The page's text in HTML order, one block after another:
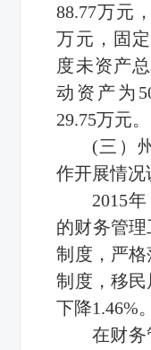
88.77万元
万元，固
度未资产
动资产为
29.75万元
(三）
作开展情况
2015
的财务管
制度，严格
制度，移民
下降1.46%。
在财务